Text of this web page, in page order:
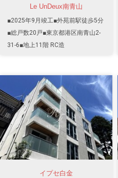
Le UnDeux南青山
■2025年9月竣工■外苑前駅徒歩5分
■総戸数20戸■東京都港区南青山2-
31-6■地上11階 RC造
イプセ白金